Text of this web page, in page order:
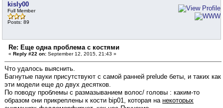
kisly00
Full Member
Posts: 89
Re: Еще одна проблема с костями
« Reply #22 on: September 12, 2015, 21:43 »
Что удалось выяснить.
Багнутые пауки присутствуют с самой ранней prelude беты, и таких как
эти модели еще до двух десятков.
По поводу проблемы с размазыванием волос/ головы : каким-то
образом они прикреплены к кости bip01, которая на некоторых